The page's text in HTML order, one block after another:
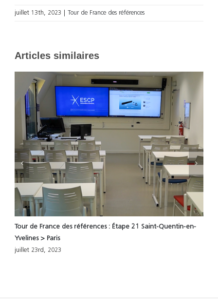
juillet 13th, 2023 Tour de France des références
Articles similaires
Tour de France des références : Étape 21 Saint-Quentin-en-
Yvelines > Paris
juillet 23rd, 2023